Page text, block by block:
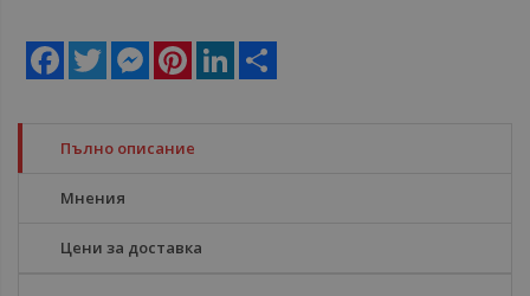
Facebook
Twitter MessengerPinterestLinkedIn
Пълно описание
Мнения
Цени за доставка